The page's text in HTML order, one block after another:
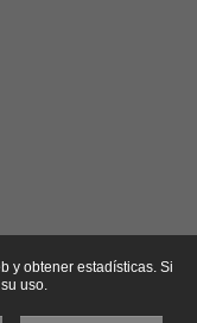
y obtener estadísticas. Si
uso.